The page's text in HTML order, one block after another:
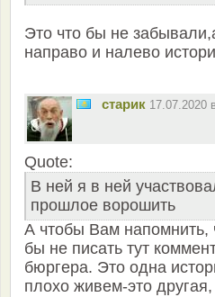
Это что бы не
направо и налево
старик 17.07.2020
Quote:
В ней я в ней
прошлое ворошить
А чтобы Вам напомнить,
бы не писать тут
бюргера. Это одна
плохо живем-это